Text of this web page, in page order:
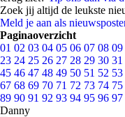
Zoek jij altijd de leukste
Meld je aan als
Paginaoverzicht
01 02 03 04 05 06 07 08 09
23 24 25 26 27 28 29 30 31
45 46 47 48 49 50 51 52 53
67 68 69 70 71 72 73 74 75
89 90 91 92 93 94 95 96 97
Danny